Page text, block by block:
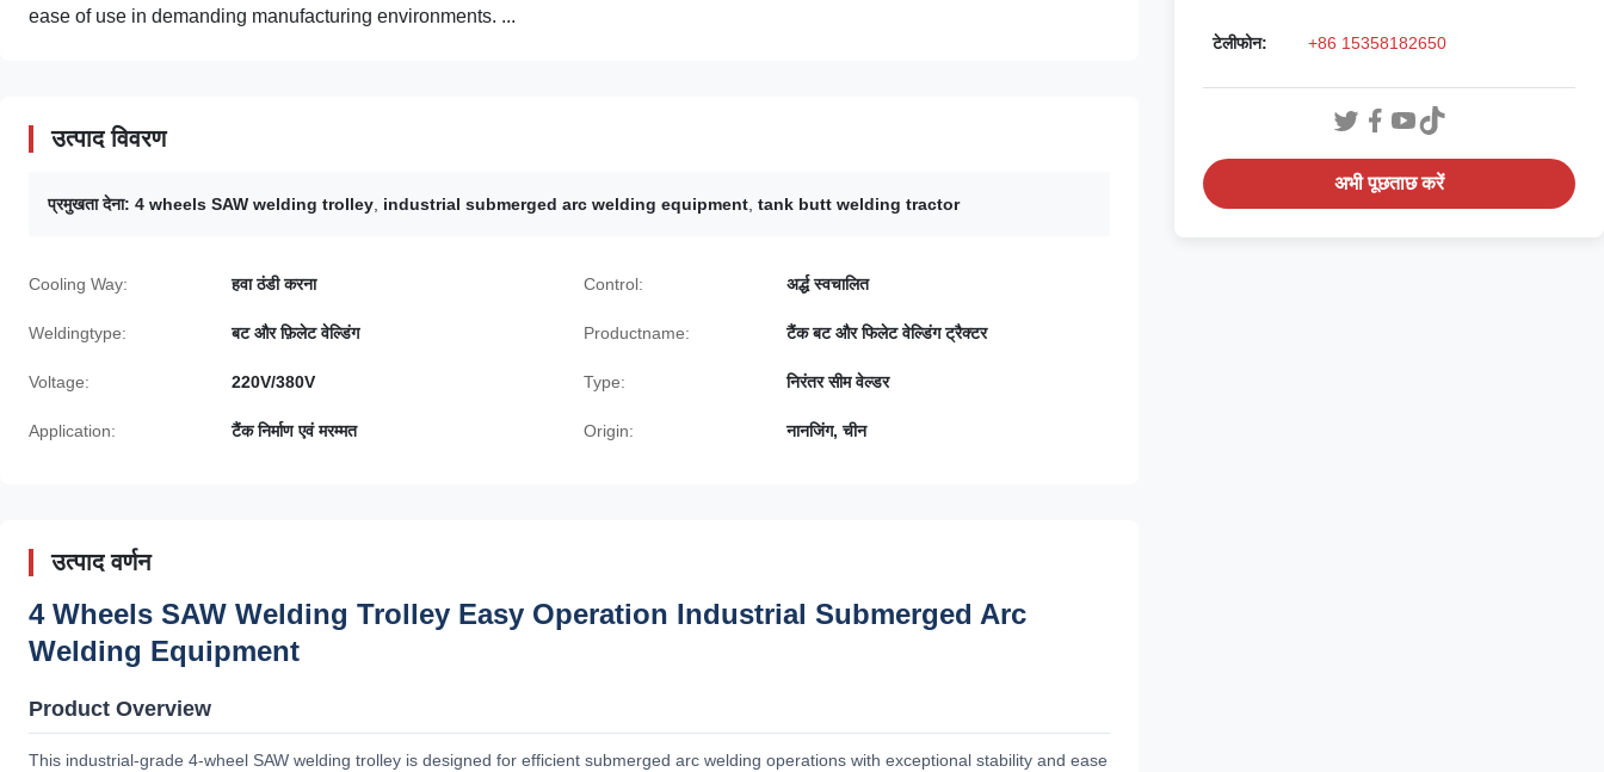
ease of use in demanding manufacturing environments. ...
उत्पाद विवरण
प्रमुखता देना: 4 wheels SAW welding trolley industrial submerged arc welding equipment tank butt welding tractor
Cooling Way: हवा ठंडी करना Control: अर्द्ध स्वचालित
Weldingtype: बट और फ़िलेट वेल्डिंग Productname: टैंक बट और फिलेट वेल्डिंग ट्रैक्टर
Voltage: 220V/380V Type: निरंतर सीम वेल्डर
Application: टैंक निर्माण एवं मरम्मत Origin: नानजिंग, चीन
उत्पाद वर्णन
4 Wheels SAW Welding Trolley Easy Operation Industrial Submerged Arc
Welding Equipment
Product Overview
This industrial-grade 4-wheel SAW welding trolley is designed for efficient submerged arc welding operations with exceptional stability and ease
टेलीफोन: +86 15358182650
अभी पूछताछ करें